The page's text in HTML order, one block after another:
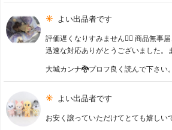
よい出品者です
評価遅くなりすみません🙇‍♀️ 商品無事届
迅速な対応ありがとうございました
大城カンナ🐉プロフ良く読んで下さい。
よい出品者です
お安く譲っていただけてとても嬉し